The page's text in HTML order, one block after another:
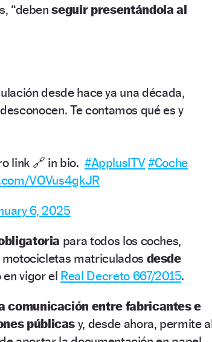
“debenseguir presentándola al
desde hace ya una década,
Te contamos qué es y
link 🔗 in bio. #ApplusITV#Coche
VOVus4gkJR
6, 2025
para todos los coches,
matriculados desde
vigor el Real Decreto 667/2015.
comunicación entre fabricantes e
públicasy, desde ahora, permite